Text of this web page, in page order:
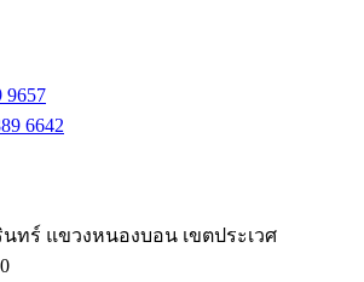
9657
6642
ทร์ แขวงหนองบอน เขตประเวศ